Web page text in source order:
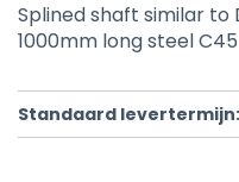
Splined shaft similar to
1000mm long steel C45
Standaard levertermijn: